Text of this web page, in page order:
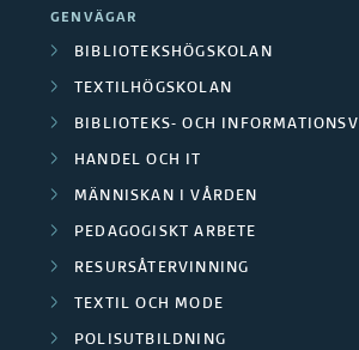
GENVÄGAR
BIBLIOTEKSHÖGSKOLAN
TEXTILHÖGSKOLAN
BIBLIOTEKS- OCH
HANDEL OCH IT
MÄNNISKAN I VÅRDEN
PEDAGOGISKT ARBETE
RESURSÅTERVINNING
TEXTIL OCH MODE
POLISUTBILDNING